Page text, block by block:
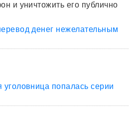
и уничтожить его публично
денег нежелательным
уголовница попалась серии